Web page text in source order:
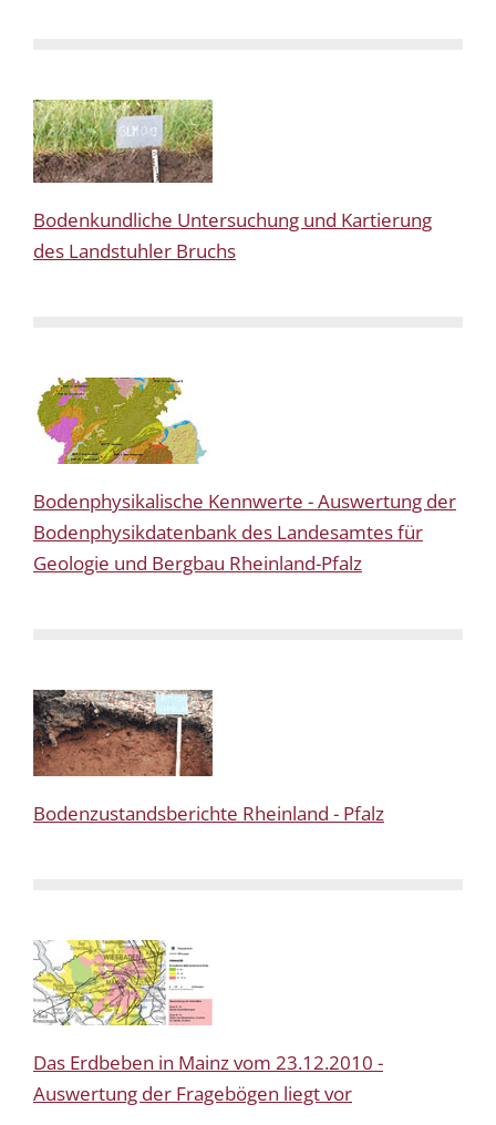
Bodenkundliche Untersuchung und Kartierung
des Landstuhler Bruchs
Bodenphysikalische Kennwerte - Auswertung der
Bodenphysikdatenbank des Landesamtes für
Geologie und Bergbau Rheinland-Pfalz
Bodenzustandsberichte Rheinland - Pfalz
Das Erdbeben in Mainz vom 23.12.2010 -
Auswertung der Fragebögen liegt vor